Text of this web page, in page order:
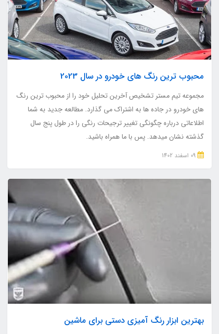
محبوب ترین رنگ های خودرو در سال 2023
مجموعه تیم مستر تشخیص آخرین تحلیل خود را از محبوب ترین رنگ
های خودرو در جاده ها به اشتراک می گذارد. مطالعه جدید به شما
اطلاعاتی درباره چگونگی تغییر ترجیحات رنگی را در طول پنج سال
گذشته نشان میدهد. پس با ما همراه باشید.
بهترین ابزار رنگ آمیزی دستی برای ماشین